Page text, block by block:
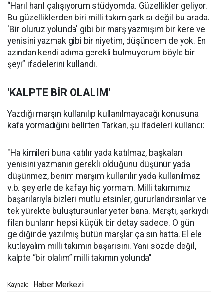
“Harıl harıl çalışıyorum stüdyomda. Güzellikler geliyor.
Bu güzelliklerden biri milli takım şarkısı değil bu arada.
'Bir oluruz yolunda' gibi bir marş yazmışım bir kere ve
yenisini yazmak gibi bir niyetim, düşüncem de yok. En
azından kendi adıma gerekli bulmuyorum böyle bir
şeyi” ifadelerini kullandı.
'KALPTE BİR OLALIM'
Yazdığı marşın kullanılıp kullanılmayacağı konusuna
kafa yormadığını belirten Tarkan, şu ifadeleri kullandı:
"Ha kimileri buna katılır yada katılmaz, başkaları
yenisini yazmanın gerekli olduğunu düşünür yada
düşünmez, benim marşım kullanılır yada kullanılmaz
v.b. şeylerle de kafayı hiç yormam. Milli takımımız
başarılarıyla bizleri mutlu etsinler, gururlandırsınlar ve
tek yürekte buluştursunlar yeter bana. Marştı, şarkıydı
filan bunların hepsi küçük bir detay sadece. O gün
geldiğinde yazılmış bütün marşlar çalsın hatta. El ele
kutlayalım milli takımın başarısını. Yani sözde değil,
kalpte “bir olalım” milli takımın yolunda"
Kaynak: Haber Merkezi